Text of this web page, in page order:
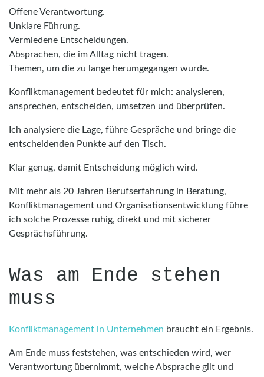
Offene Verantwortung.
Unklare Führung.
Vermiedene Entscheidungen.
Absprachen, die im Alltag nicht tragen.
Themen, um die zu lange herumgegangen wurde.
Konfliktmanagement bedeutet für mich: analysieren,
ansprechen, entscheiden, umsetzen und überprüfen.
Ich analysiere die Lage, führe Gespräche und bringe die
entscheidenden Punkte auf den Tisch.
Klar genug, damit Entscheidung möglich wird.
Mit mehr als 20 Jahren Berufserfahrung in Beratung,
Konfliktmanagement und Organisationsentwicklung führe
ich solche Prozesse ruhig, direkt und mit sicherer
Gesprächsführung.
Was am Ende stehen
muss
Konfliktmanagement in Unternehmen braucht ein Ergebnis.
Am Ende muss feststehen, was entschieden wird, wer
Verantwortung übernimmt, welche Absprache gilt und